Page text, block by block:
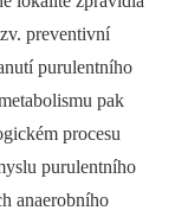
preventivní
purulentního
pak
procesu
purulentního
anaerobního